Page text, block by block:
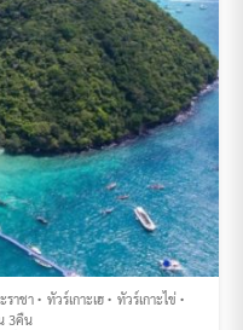
ราชา ทัวร์เกาะเฮ
ทัวร์เกาะไข่
3คืน